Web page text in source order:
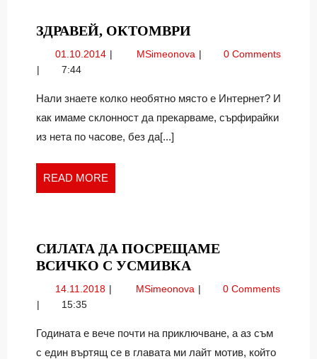
ЗДРАВЕЙ, ОКТОМВРИЗДРАВЕЙ,
ОКТОМВРИ
01.10.2014 01.10.2014MSimeonova Здравей,0 Comments
7:44
Нали знаете колко необятно място е Интернет? И
как имаме склонност да прекарваме, сърфирайки
из нета по часове, без да[...]
READ MORE
MORE
СИЛАТА ДА ПОСРЕЩАМЕ
ВСИЧКО С УСМИВКА
ДА
ПОСРЕЩАМЕ
С
УСМИВКА
14.11.2018 14.11.2018MSimeonova Силата
всичко
0 Comments
15:35
Годината е вече почти на приключване, а аз съм
с един въртящ се в главата ми лайт мотив, който